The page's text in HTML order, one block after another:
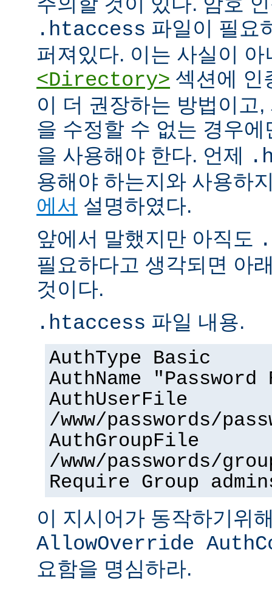
.htaccess 파일이 필요
퍼져있다. 이는 사실이
<Directory> 섹션에 인
이 더 권장하는 방법이고
을 수정할 수 없는 경우
을 사용해야 한다. 언제
용해야 하는지와 사용하
에서 설명하였다.
앞에서 말했지만 아직도
필요하다고 생각되면 아
것이다.
.htaccess 파일 내용.
AuthType Basic
AuthName
AuthUserFile
/www/passwords/
AuthGroupFile
/www/passwords/
Require Group
이 지시어가 동작하기위
AllowOverride
요함을 명심하라.